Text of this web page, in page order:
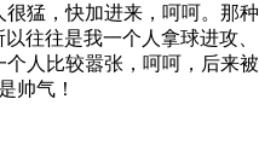
猛，快加进来，呵呵。那
往往是我一个人拿球进攻
人比较嚣张，呵呵，后来
帅气！